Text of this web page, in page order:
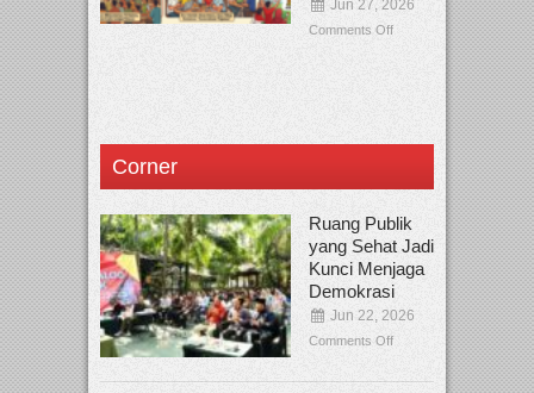
Jun 27, 2026
Comments Off
Corner
Ruang Publik
yang Sehat Jadi
Kunci Menjaga
Demokrasi
Jun 22, 2026
Comments Off